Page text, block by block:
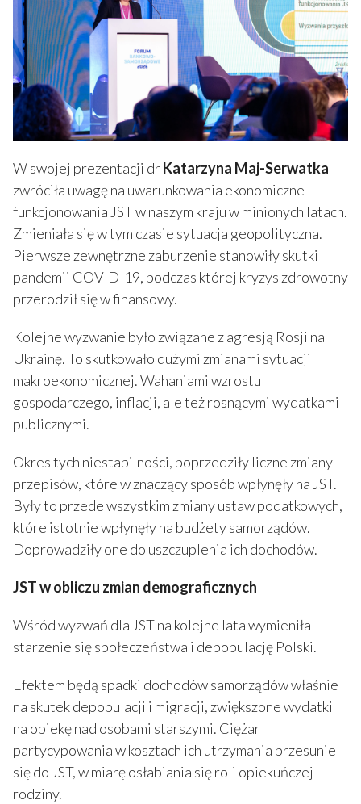
W swojej prezentacji drKatarzyna Maj-Serwatka
zwróciła uwagę na uwarunkowania ekonomiczne
funkcjonowania JST w naszym kraju w minionych latach.
Zmieniała się w tym czasie sytuacja geopolityczna.
Pierwsze zewnętrzne zaburzenie stanowiły skutki
pandemii COVID-19, podczas której kryzys zdrowotny
przerodził się w finansowy.
Kolejne wyzwanie było związane z agresją Rosji na
Ukrainę. To skutkowało dużymi zmianami sytuacji
makroekonomicznej. Wahaniami wzrostu
gospodarczego, inflacji, ale też rosnącymi wydatkami
publicznymi.
Okres tych niestabilności, poprzedziły liczne zmiany
przepisów, które w znaczący sposób wpłynęły na JST.
Były to przede wszystkim zmiany ustaw podatkowych,
które istotnie wpłynęły na budżety samorządów.
Doprowadziły one do uszczuplenia ich dochodów.
JST w obliczu zmian demograficznych
Wśród wyzwań dla JST na kolejne lata wymieniła
starzenie się społeczeństwa i depopulację Polski.
Efektem będą spadki dochodów samorządów właśnie
na skutek depopulacji i migracji, zwiększone wydatki
na opiekę nad osobami starszymi. Ciężar
partycypowania w kosztach ich utrzymania przesunie
się do JST, w miarę osłabiania się roli opiekuńczej
rodziny.